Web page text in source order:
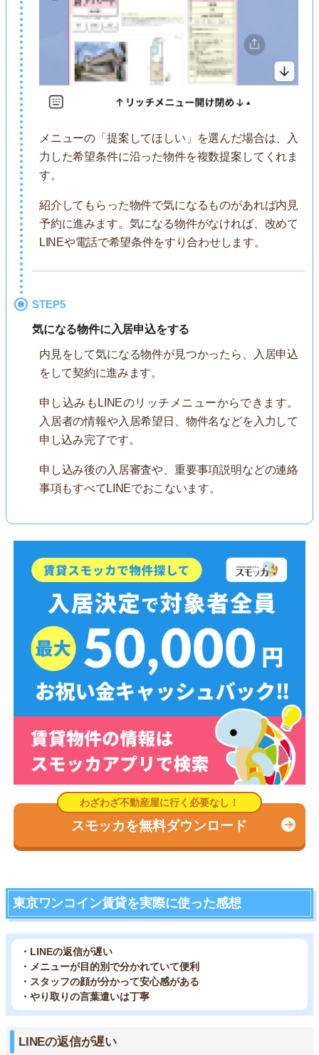
メニューの「提案してほしい」を選んだ場合は、入
力した希望条件に沿った物件を複数提案してくれま
す。
紹介してもらった物件で気になるものがあれば内見
予約に進みます。気になる物件がなければ、改めて
LINEや電話で希望条件をすり合わせします。
STEP5
気になる物件に入居申込をする
内見をして気になる物件が見つかったら、入居申込
をして契約に進みます。
申し込みもLINEのリッチメニューからできます。
入居者の情報や入居希望日、物件名などを入力して
申し込み完了です。
申し込み後の入居審査や、重要事項説明などの連絡
事項もすべてLINEでおこないます。
スモッカを無料ダウンロード
東京ワンコイン賃貸を実際に使った感想
・LINEの返信が遅い
・メニューが目的別で分かれていて便利
・スタッフの顔が分かって安心感がある
・やり取りの言葉遣いは丁寧
LINEの返信が遅い